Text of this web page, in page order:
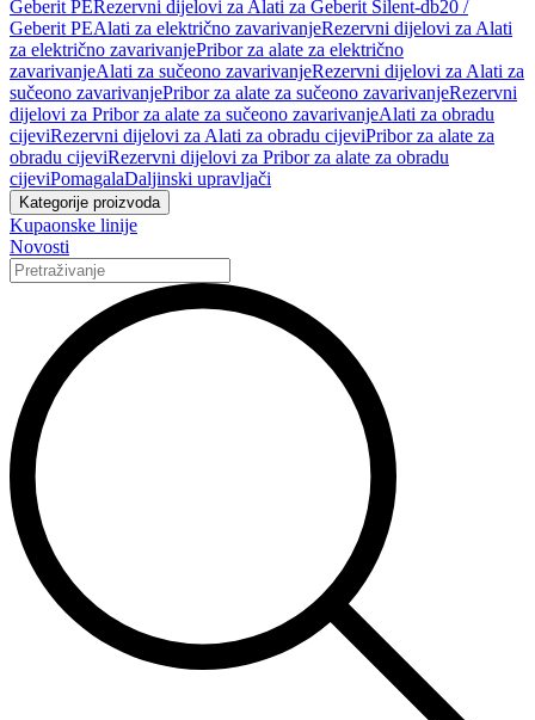
Geberit PERezervni dijelovi za Alati za Geberit Silent-db20 /
Geberit PEAlati za električno zavarivanjeRezervni dijelovi za Alati
za električno zavarivanjePribor za alate za električno
zavarivanjeAlati za sučeono zavarivanjeRezervni dijelovi za Alati za
sučeono zavarivanjePribor za alate za sučeono zavarivanjeRezervni
dijelovi za Pribor za alate za sučeono zavarivanjeAlati za obradu
cijeviRezervni dijelovi za Alati za obradu cijeviPribor za alate za
obradu cijeviRezervni dijelovi za Pribor za alate za obradu
cijeviPomagalaDaljinski upravljači
Kategorije proizvoda
Kupaonske linije
Novosti